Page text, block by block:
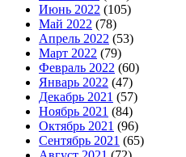
Июнь 2022 (105)
Май 2022 (78)
Апрель 2022 (53)
Март 2022 (79)
Февраль 2022 (60)
Январь 2022 (47)
Декабрь 2021 (57)
Ноябрь 2021 (84)
Октябрь 2021 (96)
Сентябрь 2021 (65)